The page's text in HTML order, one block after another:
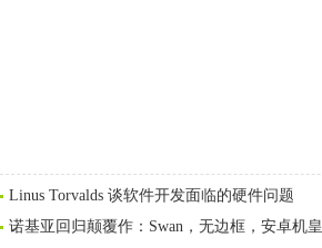
Linus Torvalds 谈软件开发面临的硬件问题
诺基亚回归颠覆作：Swan，无边框，安卓机皇